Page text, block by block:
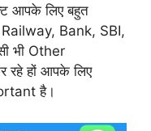
आपके लिए बहुत
Railway, Bank, SBI,
भी Other
रहे हों आपके लिए
है।